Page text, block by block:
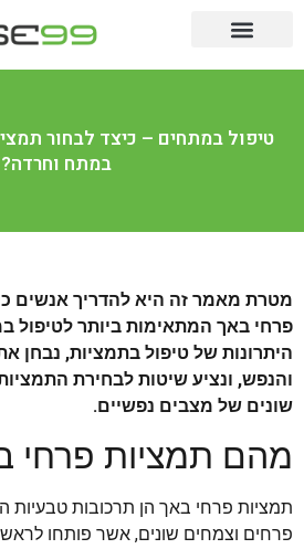
טיפול במתחים – כיצד לבחור
במתח וחרדה?
מטרת מאמר זה היא להדריך אנשים
פרחי באך המתאימות ביותר לטיפול
היתרונות של טיפול בתמציות, נבחן
והנפש, ונציע שיטות לבחירת
שונים של מצבים נפשיים.
מהם תמציות פרחי
תמציות פרחי באך הן תרכובות
פרחים וצמחים שונים, אשר פותחו